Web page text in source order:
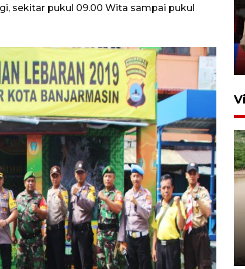
sekitar pukul 09.00 Wita sampai pukul
Lebaran Betawi 2026, ajang
Ibu Kota
11 April 2026
Gabung Persebaya, striker
timnas Ramadhan Sananta
kembali asah naluri
9 Juli 2026